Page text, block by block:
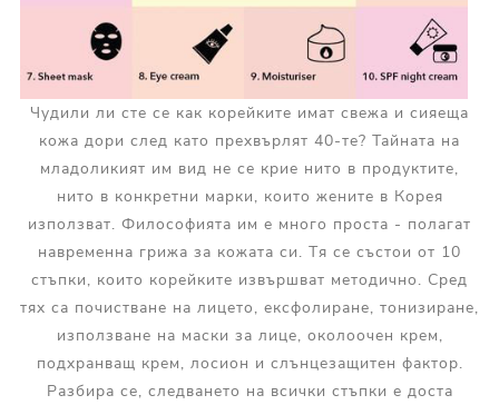
Чудили ли сте се как корейките имат свежа и сияеща
кожа дори след като прехвърлят 40-те? Тайната на
младоликият им вид не се крие нито в продуктите,
нито в конкретни марки, които жените в Корея
използват. Философията им е много проста - полагат
навременна грижа за кожата си. Тя се състои от 10
стъпки, които корейките извършват методично. Сред
тях са почистване на лицето, ексфолиране, тонизиране,
използване на маски за лице, околоочен крем,
подхранващ крем, лосион и слънцезащитен фактор.
Разбира се, следването на всички стъпки е доста